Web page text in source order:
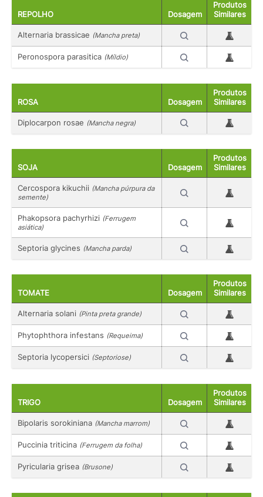
REPOLHO Dosagem
Produtos
Similares
Alternaria brassicae (Mancha preta)
Peronospora parasitica (Míldio)
ROSA Dosagem
Produtos
Similares
Diplocarpon rosae (Mancha negra)
SOJA Dosagem
Produtos
Similares
Cercospora kikuchii (Mancha púrpura da
semente)
Phakopsora pachyrhizi (Ferrugem
asiática)
Septoria glycines (Mancha parda)
TOMATE Dosagem
Produtos
Similares
Alternaria solani (Pinta preta grande)
Phytophthora infestans (Requeima)
Septoria lycopersici (Septoriose)
TRIGO Dosagem
Produtos
Similares
Bipolaris sorokiniana (Mancha marrom)
Puccinia triticina (Ferrugem da folha)
Pyricularia grisea (Brusone)